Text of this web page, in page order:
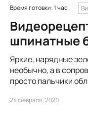
Время готовки: 1 час
шпинатные
Яркие, нарядные
необычно, а в
просто пальчики
24 февраля, 2020